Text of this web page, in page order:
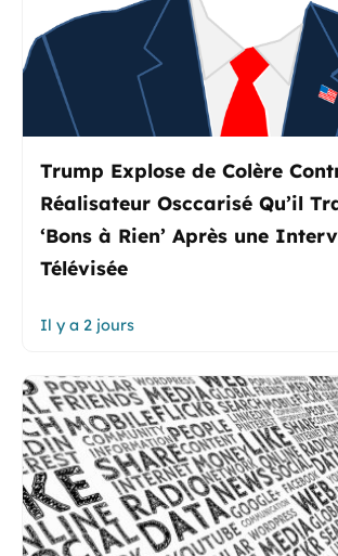
Trump Explose de Colère
Réalisateur Osccarisé Qu’il
‘Bons à Rien’ Après une
Télévisée
Il y a 2 jours